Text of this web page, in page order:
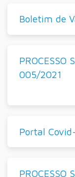
Boletim de
PROCESSO
005/2021
Portal
PROCESSO